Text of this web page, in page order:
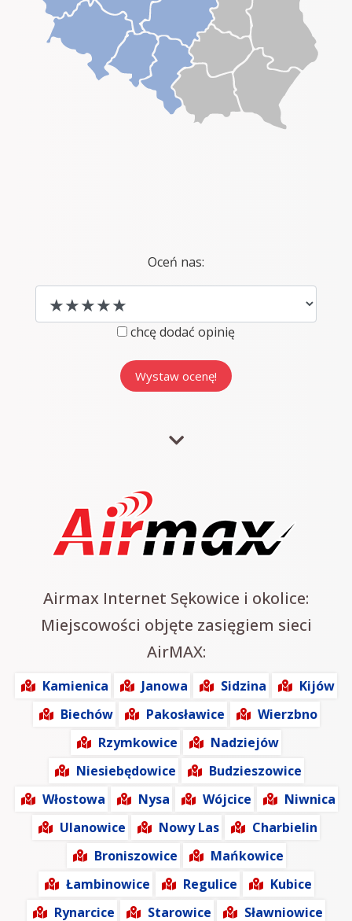
Oceń nas:
chcę dodać opinię
Airmax Internet Sękowice i okolice:
Miejscowości objęte zasięgiem sieci
AirMAX:
Kamienica Janowa Sidzina
Kijów
Biechów
Pakosławice
Wierzbno
Rzymkowice
Nadziejów
Niesiebędowice
Budzieszowice
Włostowa
Nysa Wójcice
Niwnica
Ulanowice
Nowy Las
Charbielin
Broniszowice
Mańkowice
Łambinowice
Regulice
Kubice
Rynarcice
Starowice Sławniowice